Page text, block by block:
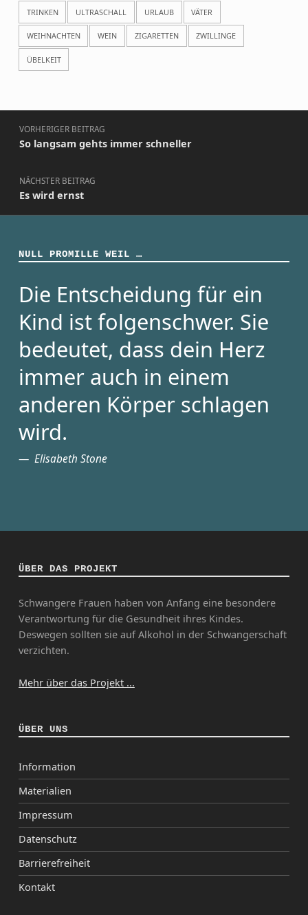
TRINKEN ULTRASCHALL URLAUB VÄTER
WEIHNACHTEN WEIN ZIGARETTEN ZWILLINGE
ÜBELKEIT
Beitragsnavigation
VORHERIGER BEITRAG
So langsam gehts immer schneller
NÄCHSTER BEITRAG
Es wird ernst
NULL PROMILLE WEIL …
Die Entscheidung für ein
Kind ist folgenschwer. Sie
bedeutet, dass dein Herz
immer auch in einem
anderen Körper schlagen
wird.
Elisabeth Stone
ÜBER DAS PROJEKT
Schwangere Frauen haben von Anfang eine besondere
Verantwortung für die Gesundheit ihres Kindes.
Deswegen sollten sie auf Alkohol in der Schwangerschaft
verzichten.
Mehr über das Projekt ...
ÜBER UNS
Information
Materialien
Impressum
Datenschutz
Barrierefreiheit
Kontakt